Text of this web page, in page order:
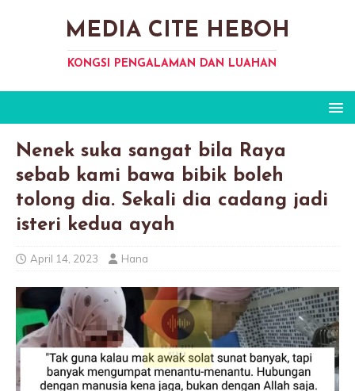
MEDIA CITE HEBOH
KONGSI PENGALAMAN DAN LUAHAN
Nenek suka sangat bila Raya
sebab kami bawa bibik boleh
tolong dia. Sekali dia cadang jadi
isteri kedua ayah
April 14, 2023 Hana